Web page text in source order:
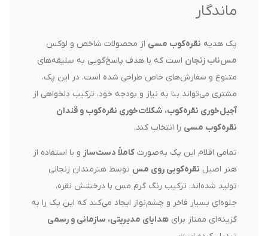
ماندگار
پک هدیه نقره‌کوب مسی از محصولات شاخص و لوکس
مس‌ناب زنجان است که با هدف پاسخ‌گویی به سلیقه‌های
متنوع و سفارش‌های خاص طراحی شده است. در این پک،
مشتری می‌تواند بنا به نیاز و بودجه خود، ترکیب دلخواهی از
آجیل‌خوری نقره‌کوب، شکلات‌خوری نقره‌کوب و قندان
نقره‌کوب مسی را انتخاب کند.
تمامی اقلام این پک به‌صورت کاملاً دست‌ساز و با استفاده از
هنر اصیل نقره‌کوبی روی مس توسط هنرمندان زنجانی
تولید شده‌اند. ترکیب رنگ گرم مس با درخشش نقره،
جلوه‌ای بسیار فاخر و چشم‌نواز ایجاد می‌کند که این پک را به
گزینه‌ای ممتاز برای هدایای مدیریتی، سازمانی و رسمی